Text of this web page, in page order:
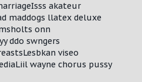
akateur
maddogs llatex deluxe
onn
ddo swngers
viseo
wayne chorus pussy